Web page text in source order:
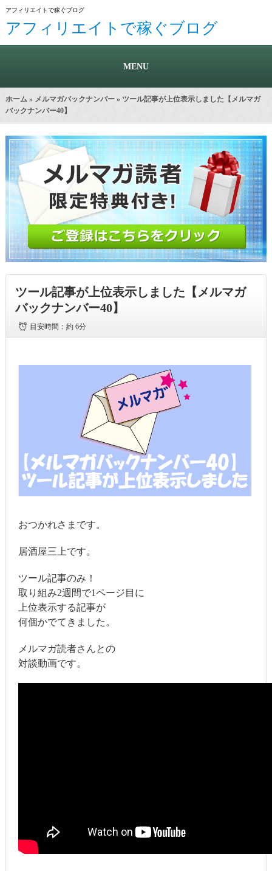
アフィリエイトで稼ぐブログ
アフィリエイトで稼ぐブログ
MENU
ホーム» メルマガバックナンバー» ツール記事が上位表示しました【メルマガ
バックナンバー40】
ツール記事が上位表示しました【メルマガ
バックナンバー40】
目安時間：約 6分
おつかれさまです。
居酒屋三上です。
ツール記事のみ！
取り組み2週間で1ページ目に
上位表示する記事が
何個かでてきました。
メルマガ読者さんとの
対談動画です。